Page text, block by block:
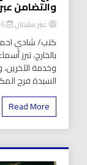
والتضامن
عبير سليمان 2026-08-03
كتب/ شادي احمد
بالخارج، تبرز
وخدمة الآخرين،
السيدة فرح
Read More